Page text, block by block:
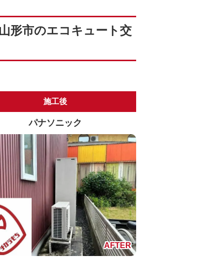
形市のエコキュート交
施工後
パナソニック